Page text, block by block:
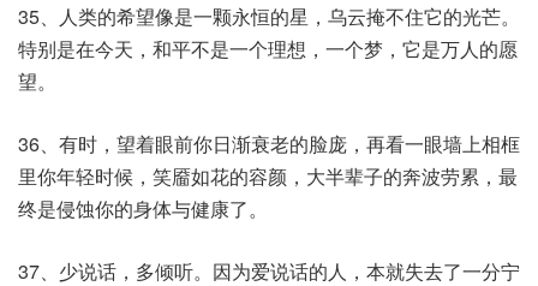
35、人类的希望像是一颗永恒的星，乌云掩不住它的光芒。
特别是在今天，和平不是一个理想，一个梦，它是万人的愿
望。
36、有时，望着眼前你日渐衰老的脸庞，再看一眼墙上相框
里你年轻时候，笑靥如花的容颜，大半辈子的奔波劳累，最
终是侵蚀你的身体与健康了。
37、少说话，多倾听。因为爱说话的人，本就失去了一分宁